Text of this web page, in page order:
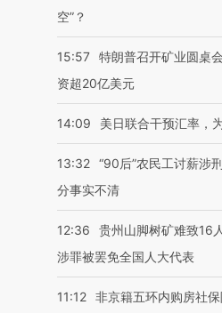
空”？
15:57 特朗普召开矿业圆桌
资超20亿美元
14:09 美日联合干预汇率，
13:32 “90后”农民工讨薪涉
分事实不清
12:36
贵州山脚树矿难致16
涉罪被罢免全国人大代表
11:12 非京籍五环内购房社